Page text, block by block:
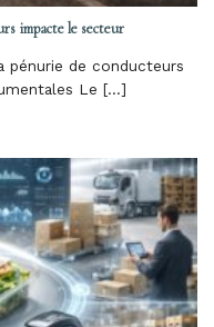
impacte le secteur
pénurie de conducteurs
Le [...]